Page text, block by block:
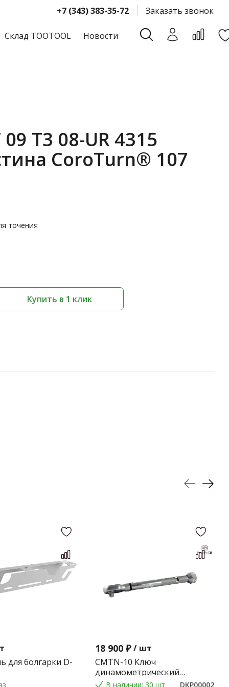
+7 (343) 383-35-72 Заказать звонок
Склад TOOTOOL Новости
09 T3 08-UR 4315
CoroTurn® 107
точения
Купить в 1 клик
для болгарки D-
18 900 ₽ / шт
CMTN-10 Ключ
динамометрический
предельного типа 2-10 Nm.
В наличии: 30 шт
DKP00002